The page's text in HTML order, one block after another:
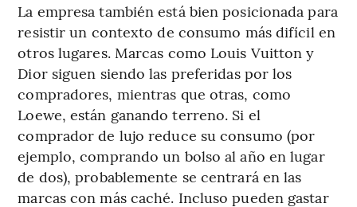
La empresa también está bien posicionada para
resistir un contexto de consumo más difícil en
otros lugares. Marcas como Louis Vuitton y
Dior siguen siendo las preferidas por los
compradores, mientras que otras, como
Loewe, están ganando terreno. Si el
comprador de lujo reduce su consumo (por
ejemplo, comprando un bolso al año en lugar
de dos), probablemente se centrará en las
marcas con más caché. Incluso pueden gastar